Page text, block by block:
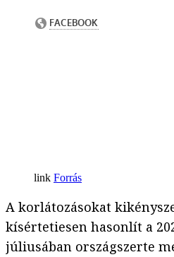
Forrás
A korlátozásokat
kísértetiesen hasonlít a
júliusában országszerte